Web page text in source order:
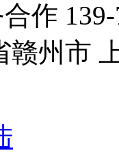
作
赣州市